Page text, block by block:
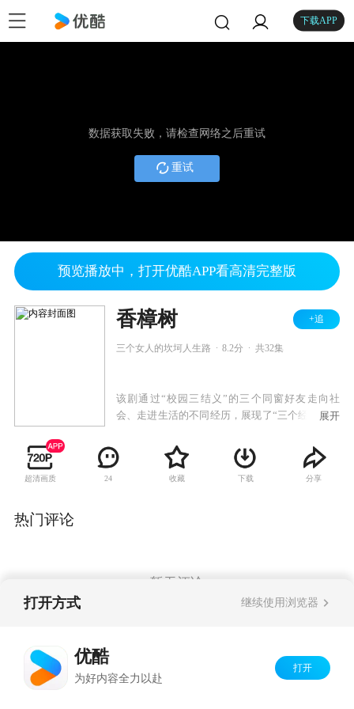
下载APP
数据获取失败，请检查网络之后重试
重试
预览播放中，打开优酷APP看高清完整版
香樟树 +追
三个女人的坎坷人生路 8.2分 共32集
该剧通过“校园三结义”的三个同窗好友走向社
会、走进生活的不同经历，展现了“三个经历曲折
友情”。
展开
超清画质 24 收藏 下载 分享
热门评论
暂无评论
打开方式 继续使用浏览器
优酷
为好内容全力以赴
打开